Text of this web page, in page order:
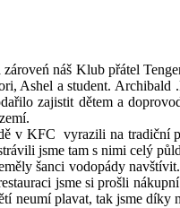
náš Klub přátel
Ashel a student. Archibald
zajistit dětem a
v KFC vyrazili na tradiční
jsme tam s nimi celý
šanci vodopády
jsme si prošli
neumí plavat, tak jsme